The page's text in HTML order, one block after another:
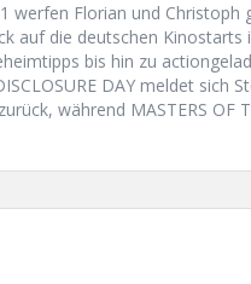
werfen Florian und Christoph
auf die deutschen Kinostarts
bis hin zu
DAY meldet sich
während MASTERS OF